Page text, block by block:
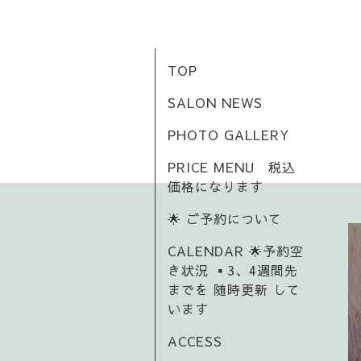
TOP
SALON NEWS
PHOTO GALLERY
PRICE MENU 税込
価格になります
🌟 ご予約について
CALENDAR 🌟予約空
き状況 ▪️3、4週間先
までを 随時更新 して
います
ACCESS